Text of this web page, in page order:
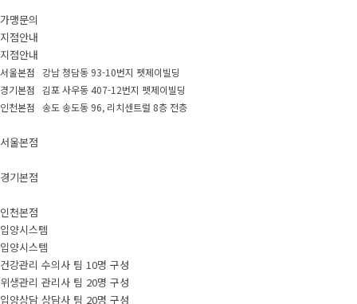
가맹문의
지점안내
지점안내
서울본점 강남 청담동 93-10번지 펫제이빌딩
경기본점 김포 사우동 407-12번지 펫제이빌딩
인천본점 송도 송도동 96, 리치센트럴 8층 전층
서울본점
경기본점
인천본점
입양시스템
입양시스템
건강관리 수의사 팀 10명 구성
위생관리 관리사 팀 20명 구성
입양상담 상담사 팀 20명 구성